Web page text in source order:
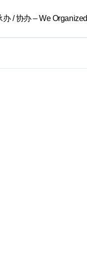
办 / 协办 – We Organized